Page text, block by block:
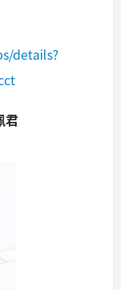
details?
君